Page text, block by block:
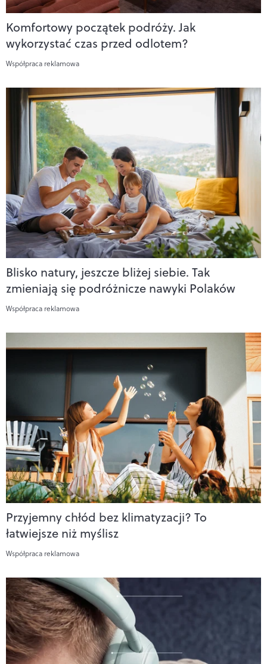
Komfortowy początek podróży. Jak
wykorzystać czas przed odlotem?
Współpraca reklamowa
Blisko natury, jeszcze bliżej siebie. Tak
zmieniają się podróżnicze nawyki Polaków
Współpraca reklamowa
Przyjemny chłód bez klimatyzacji? To
łatwiejsze niż myślisz
Współpraca reklamowa